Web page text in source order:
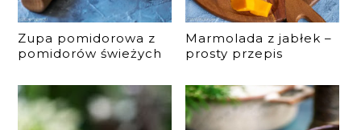
Zupa pomidorowa z
pomidorów świeżych
Marmolada z jabłek –
prosty przepis